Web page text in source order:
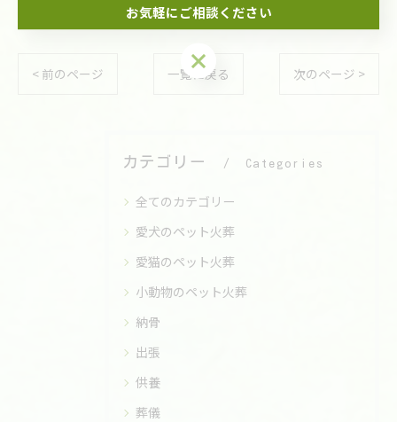
< 前のページ 一覧に戻る 次のページ >
カテゴリー Categories
全てのカテゴリー
愛犬のペット火葬
愛猫のペット火葬
小動物のペット火葬
納骨
出張
供養
葬儀
お気軽にご相談ください
お気軽にご相談ください